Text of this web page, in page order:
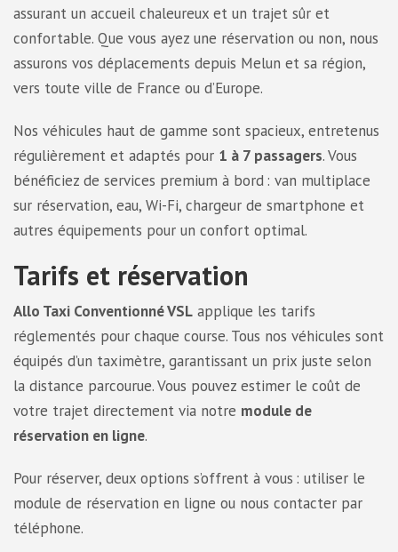
assurant un accueil chaleureux et un trajet sûr et
confortable. Que vous ayez une réservation ou non, nous
assurons vos déplacements depuis Melun et sa région,
vers toute ville de France ou d’Europe.
Nos véhicules haut de gamme sont spacieux, entretenus
régulièrement et adaptés pour 1 à 7 passagers. Vous
bénéficiez de services premium à bord : van multiplace
sur réservation, eau, Wi-Fi, chargeur de smartphone et
autres équipements pour un confort optimal.
Tarifs et réservation
Allo Taxi Conventionné VSL applique les tarifs
réglementés pour chaque course. Tous nos véhicules sont
équipés d’un taximètre, garantissant un prix juste selon
la distance parcourue. Vous pouvez estimer le coût de
votre trajet directement via notre module de
réservation en ligne.
Pour réserver, deux options s’offrent à vous : utiliser le
module de réservation en ligne ou nous contacter par
téléphone.